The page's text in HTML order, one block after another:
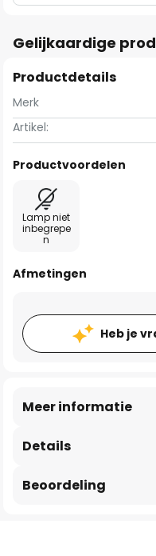
Gelijkaardige
Productdetails
Merk
Artikel:
Productvoordelen
Lamp niet
inbegrepe
n
Afmetingen
Heb je
Details
Meer informatie
Beoordeling